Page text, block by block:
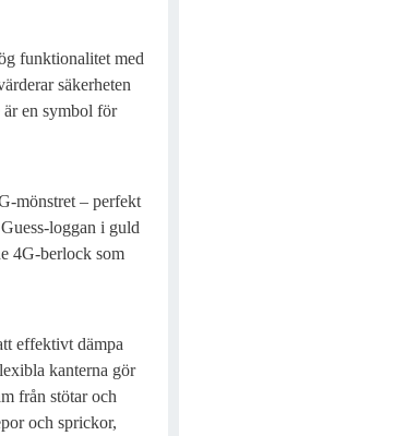
funktionalitet med
säkerheten
en symbol för
mönstret – perfekt
loggan i guld
4G-berlock som
effektivt dämpa
kanterna gör
från stötar och
och sprickor,